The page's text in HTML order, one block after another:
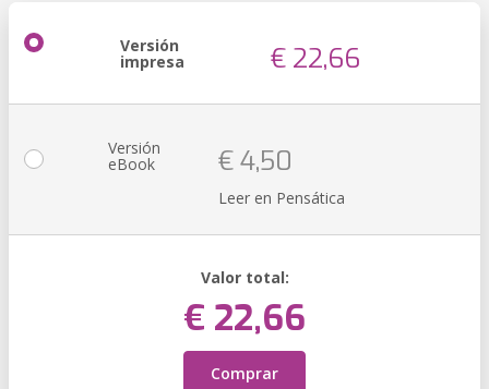
Versión
impresa € 22,66
Versión
eBook € 4,50
Leer en Pensática
Valor total:
€ 22,66
Comprar